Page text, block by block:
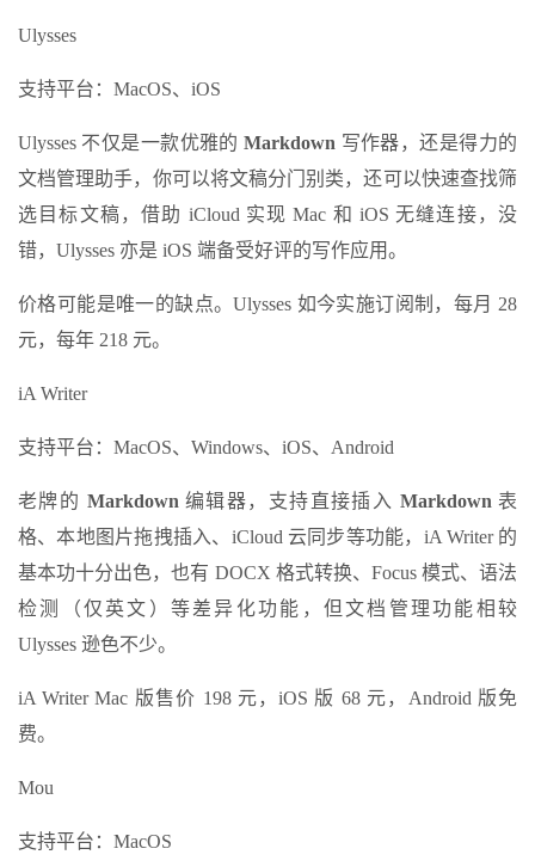
Ulysses
支持平台：MacOS、iOS
Ulysses 不仅是一款优雅的Markdown 写作器，还是得力的
文档管理助手，你可以将文稿分门别类，还可以快速查找筛
选目标文稿，借助 iCloud 实现 Mac 和 iOS 无缝连接，没
错，Ulysses 亦是 iOS 端备受好评的写作应用。
价格可能是唯一的缺点。Ulysses 如今实施订阅制，每月 28
元，每年 218 元。
iA Writer
支持平台：MacOS、Windows、iOS、Android
老牌的 Markdown 编辑器，支持直接插入 Markdown 表
格、本地图片拖拽插入、iCloud 云同步等功能，iA Writer 的
基本功十分出色，也有 DOCX 格式转换、Focus 模式、语法
检测（仅英文）等差异化功能，但文档管理功能相较
Ulysses 逊色不少。
iA Writer Mac 版售价 198 元，iOS 版 68 元，Android 版免
费。
Mou
支持平台：MacOS